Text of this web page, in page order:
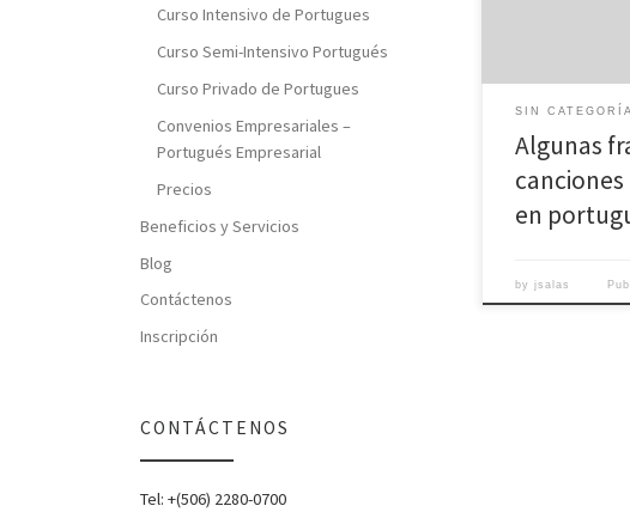
que puede
SIN CATEGORÍA
Algunas
en
byjsalas
Curso Intensivo de Portugues
Curso Semi-Intensivo Portugués
Curso Privado de Portugues
Convenios Empresariales –
Portugués Empresarial
Precios
Beneficios y Servicios
Blog
Contáctenos
Inscripción
CONTÁCTENOS
Tel: +(506) 2280-0700